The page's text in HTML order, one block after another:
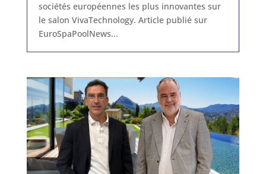
sociétés européennes les plus innovantes sur
le salon VivaTechnology. Article publié sur
EuroSpaPoolNews...